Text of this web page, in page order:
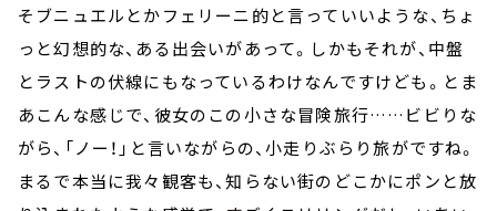
そブニュエルとかフェリーニ的と言っていいような、ちょ
っと幻想的な、ある出会いがあって。しかもそれが、中盤
とラストの伏線にもなっているわけなんですけども。とま
あこんな感じで、彼女のこの小さな冒険旅行……ビビりな
がら、「ノー！」と言いながらの、小走りぶらり旅がですね。
まるで本当に我々観客も、知らない街のどこかにポンと放